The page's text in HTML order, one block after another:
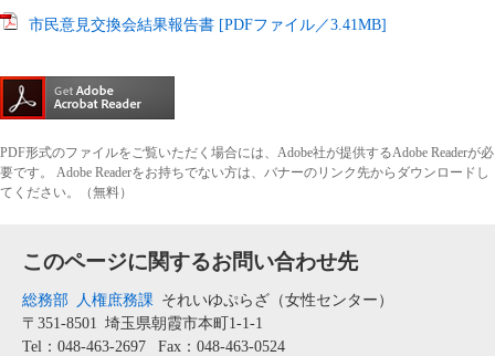
市民意見交換会結果報告書 [PDFファイル／3.41MB]
PDF形式のファイルをご覧いただく場合には、Adobe社が提供するAdobe Readerが必
要です。
Adobe Readerをお持ちでない方は、バナーのリンク先からダウンロードし
てください。（無料）
このページに関するお問い合わせ先
総務部 人権庶務課 それいゆぷらざ（女性センター）
〒351-8501 埼玉県朝霞市本町1-1-1
Tel：048-463-2697
Fax：048-463-0524